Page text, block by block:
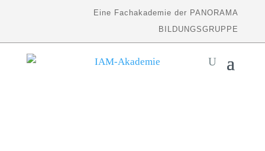
Eine Fachakademie der PANORAMA
BILDUNGSGRUPPE